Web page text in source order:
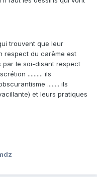
trouvent que leur
respect du carême est
par le soi-disant respect
.......... ils
........ ils
et leurs pratiques